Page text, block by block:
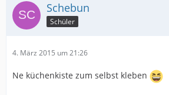
Schebun
Schüler
4. März 2015 um 21:26
Ne küchenkiste zum selbst kleben